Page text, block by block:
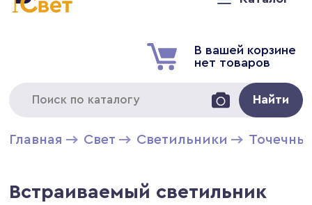
В вашей корзине
нет товаров
Найти
Главная Свет Светильники
Встраиваемый светильник